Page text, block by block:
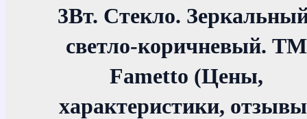
3Вт. Стекло.
светло-коричневый. ТМ
Fametto (Цены,
характеристики,